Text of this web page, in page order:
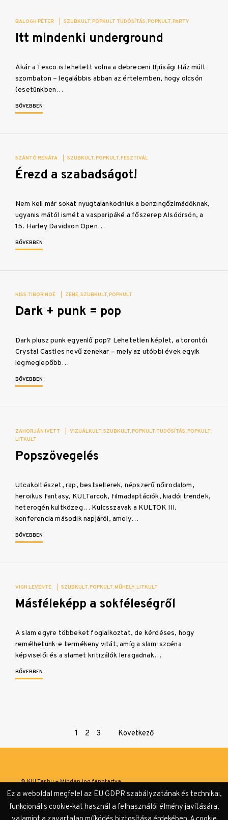
BALOGH PÉTER SZUBKULT POPKULT TUDÓSÍTÁS POPKULT PARTY
Itt mindenki underground
Akár a Tesco is lehetett volna a debreceni Ifjúsági Ház múlt
szombaton – legalábbis abban az értelemben, hogy olcsón
(esetünkben…
BŐVEBBEN
SZÁNTÓ RENÁTA SZUBKULT POPKULT FESZTIVÁL
Érezd a szabadságot!
Nem kell már sokat nyugtalankodniuk a benzingőzimádóknak,
ugyanis mától ismét a vasparipáké a főszerep Alsóörsön, a
15. Harley Davidson Open…
BŐVEBBEN
KISS TIBOR NOÉ ZENE SZUBKULT POPKULT
Dark + punk = pop
Dark plusz punk egyenlő pop? Lehetetlen képlet, a torontói
Crystal Castles nevű zenekar – mely az utóbbi évek egyik
legmeglepőbb…
BŐVEBBEN
ZAHORJÁN IVETT VIZUÁLKULT SZUBKULT POPKULT TUDÓSÍTÁS POPKULT
LITKULT
Popszövegelés
Utcaköltészet, rap, bestsellerek, népszerű nőirodalom,
heroikus fantasy, KULTarcok, filmadaptációk, kiadói trendek,
heterogén kultközeg… Kulcsszavak a KULTOK III.
konferencia második napjáról, amely…
BŐVEBBEN
VIGH LEVENTE SZUBKULT POPKULT MŰHELY LITKULT
Másféleképp a sokféleségről
A slam egyre többeket foglalkoztat, de kérdéses, hogy
remélhetünk-e termékeny vitát, amíg a slam-szcéna
képviselői és a slamet kritizálók leragadnak…
BŐVEBBEN
1 2 3 Következő
© KULTer.hu – Minden jog fenntartva
Ez a weboldal megfelel az EU GDPR szabályzatának és technikai,
funkcionális cookie-kat használ a felhasználói élmény javítására,